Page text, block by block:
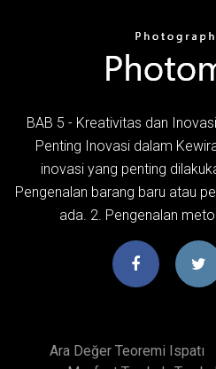
BAB 5 - Kreativitas dan
Penting Inovasi dalam
inovasi yang penting
Pengenalan barang baru atau
ada. 2. Pengenalan
Ara Değer Teoremi Ispatı